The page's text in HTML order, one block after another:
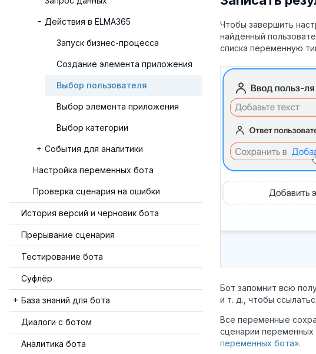
Действия в ELMA365
Запуск бизнес-процесса
Создание элемента приложения
Выбор пользователя
Выбор элемента приложения
Выбор категории
События для аналитики
Настройка переменных бота
Проверка сценария на ошибки
История версий и черновик бота
Прерывание сценария
Тестирование бота
Суфлёр
База знаний для бота
Диалоги с ботом
Аналитика бота
Чтобы завершить
найденный
списка переменную
Бот запомнит всю
и т. д., чтобы
Все переменные
сценарии переменных
переменных бота».